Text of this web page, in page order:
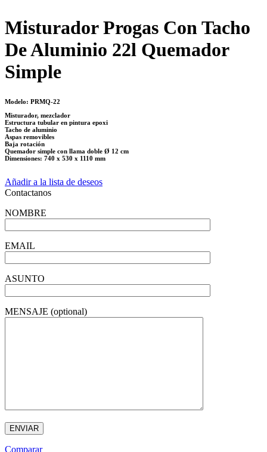
Misturador Progas Con Tacho
De Aluminio 22l Quemador
Simple
Modelo: PRMQ-22
Misturador, mezclador
Estructura tubular en pintura epoxi
Tacho de aluminio
Aspas removibles
Baja rotación
Quemador simple con llama doble Ø 12 cm
Dimensiones: 740 x 530 x 1110 mm
Añadir a la lista de deseos
Contactanos
NOMBRE
EMAIL
ASUNTO
MENSAJE (optional)
Comparar